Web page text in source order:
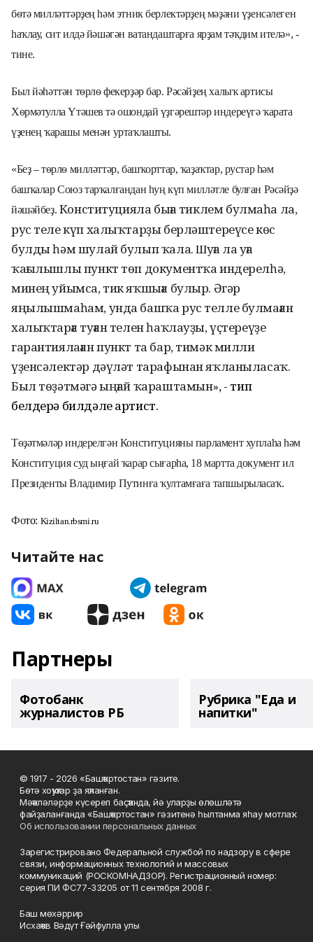
бѳтәмилләттәрҙең һәм этник берлектәрҙең мәҙәни үҙенсәлеген
һаҡлау, сит илдә йәшәгән ватандаштарға ярҙам тәҡдим ителә», -
тине.
Был йәһәттән тѳрлѳ фекерҙәр бар. Рәсәйҙең халыҡ артисы
Хѳрмәтулла Үтәшев тә ошондай үҙгәрештәр индереүгә ҡарата
үҙенең ҡарашы менән уртаҡлашты.
«Беҙ – тѳрлѳ милләттәр, башҡорттар, ҡаҙаҡтар, рустар һәм
башҡалар Союз тарҡалғандан һуң күпмилләтлебулған Рәсәйҙә
йәшәйбеҙ. Конституцияла быға тиклембулмаһа ла,
рус теле күп халыҡтарҙы берләштереүсе көс
булды һәм шулай булып ҡала. Шуға ла уға
ҡағылышлы пункт тѳп документҡа индерелһә,
минең уйымса, тик яҡшыға булыр. Әгәр
яңылышмаһам, унда башҡа рус телле булмаған
халыҡтарға туған телен һаҡлауҙы, үҫтереүҙе
гарантиялаған пункт та бар, тимәк милли
үҙенсәлектәр дәүләт тарафынаняҡланыласаҡ.
Был тѳҙәтмәгә ыңғай ҡараштамын», - тип
белдерә билдәле артист.
Тѳҙәтмәләр индерелгән Конституцияны парламент хуплаһа һәм
Конституция суд ыңғай ҡарар сығарһа, 18мартта документ ил
Президенты Владимир Путинға ҡултамғаға тапшырыласаҡ.
Фото: Kiziltan.rbsmi.ru
Читайте нас
Партнеры
Фотобанк
журналистов РБ
Рубрика "Еда и
напитки"
© 1917 - 2026 «Башҡортостан» гәзите.
Бөтә хоҡуҡтар ҙа яҡланған.
Мәҡәләләрҙе күсереп баҫҡанда, йә уларҙы өлөшләтә
файҙаланғанда «Башҡортостан» гәзитенә һылтанма яһау мотлаҡ.
Об использовании персональных данных
Зарегистрировано Федеральной службой по надзору в сфере
связи, информационных технологий и массовых
коммуникаций (РОСКОМНАДЗОР). Регистрационный номер:
серия ПИ ФС77-33205 от 11 сентября 2008 г.
Баш мөхәррир
Исхаҡов Вәдүт Ғәйфулла улы